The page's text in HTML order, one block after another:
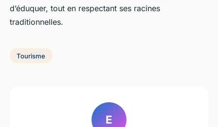
d’éduquer, tout en respectant ses racines
traditionnelles.
Tourisme
E